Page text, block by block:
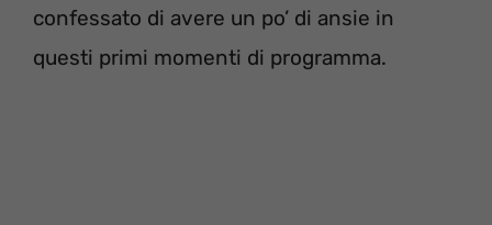
confessato di avere un po’ di ansie in
questi primi momenti di programma.